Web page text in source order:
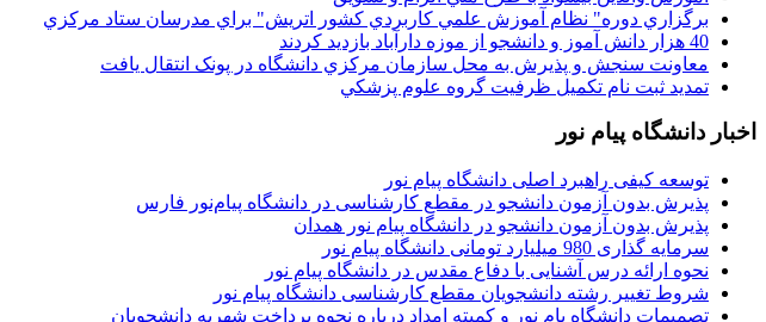
برگزاري دوره" نظام آموزش علمي كاربردي كشور اتريش" براي مدرسان ستاد مرکزي
40 هزار دانش آموز و دانشجو از موزه دارآباد بازديد کردند
معاونت سنجش و پذيرش به محل سازمان مرکزي دانشگاه در پونک انتقال يافت
تمديد ثبت نام تکميل ظرفيت گروه علوم پزشکي
اخبار دانشگاه پیام نور
توسعه کیفی راهبرد اصلی دانشگاه پیام نور
پذیرش بدون آزمون دانشجو در مقطع کارشناسی در دانشگاه پیام‌نور فارس
پذیرش بدون آزمون دانشجو در دانشگاه پیام نور همدان
سرمایه گذاری 980 میلیارد تومانی دانشگاه پیام نور
نحوه ارائه درس آشنایی با دفاع مقدس در دانشگاه پیام نور
شروط تغییر رشته دانشجویان مقطع کارشناسی دانشگاه پیام نور
تصمیمات دانشگاه یام نور و کمیته امداد درباره نحوه پرداخت شهریه دانشجویان